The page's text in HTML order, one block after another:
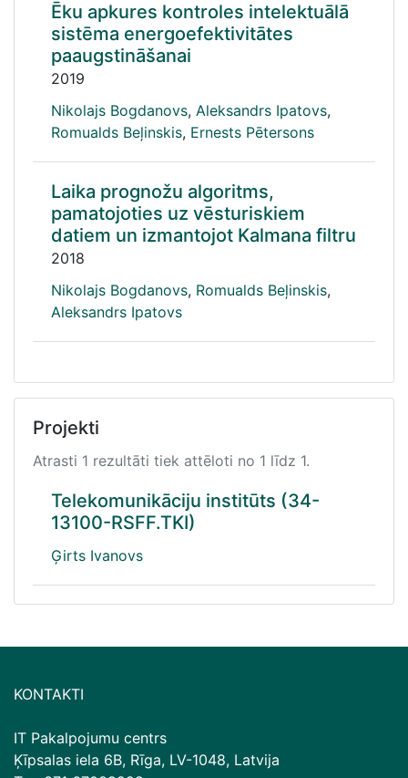
Ēku apkures kontroles intelektuālā
sistēma energoefektivitātes
paaugstināšanai
2019
Nikolajs Bogdanovs, Aleksandrs Ipatovs,
Romualds Beļinskis, Ernests Pētersons
Laika prognožu algoritms,
pamatojoties uz vēsturiskiem
datiem un izmantojot Kalmana filtru
2018
Nikolajs Bogdanovs, Romualds Beļinskis,
Aleksandrs Ipatovs
Projekti
Atrasti 1 rezultāti tiek attēloti no 1 līdz 1.
Telekomunikāciju institūts (34-
13100-RSFF.TKI)
Ģirts Ivanovs
KONTAKTI
IT Pakalpojumu centrs
Ķīpsalas iela 6B, Rīga, LV-1048, Latvija